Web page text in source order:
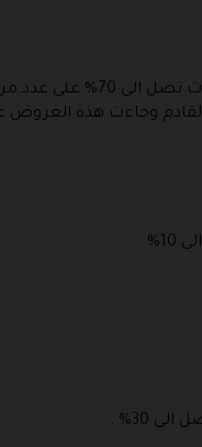
بمناسبة فصل الصيف فان ادارة
وجاءت هذه العروض
.
30% .